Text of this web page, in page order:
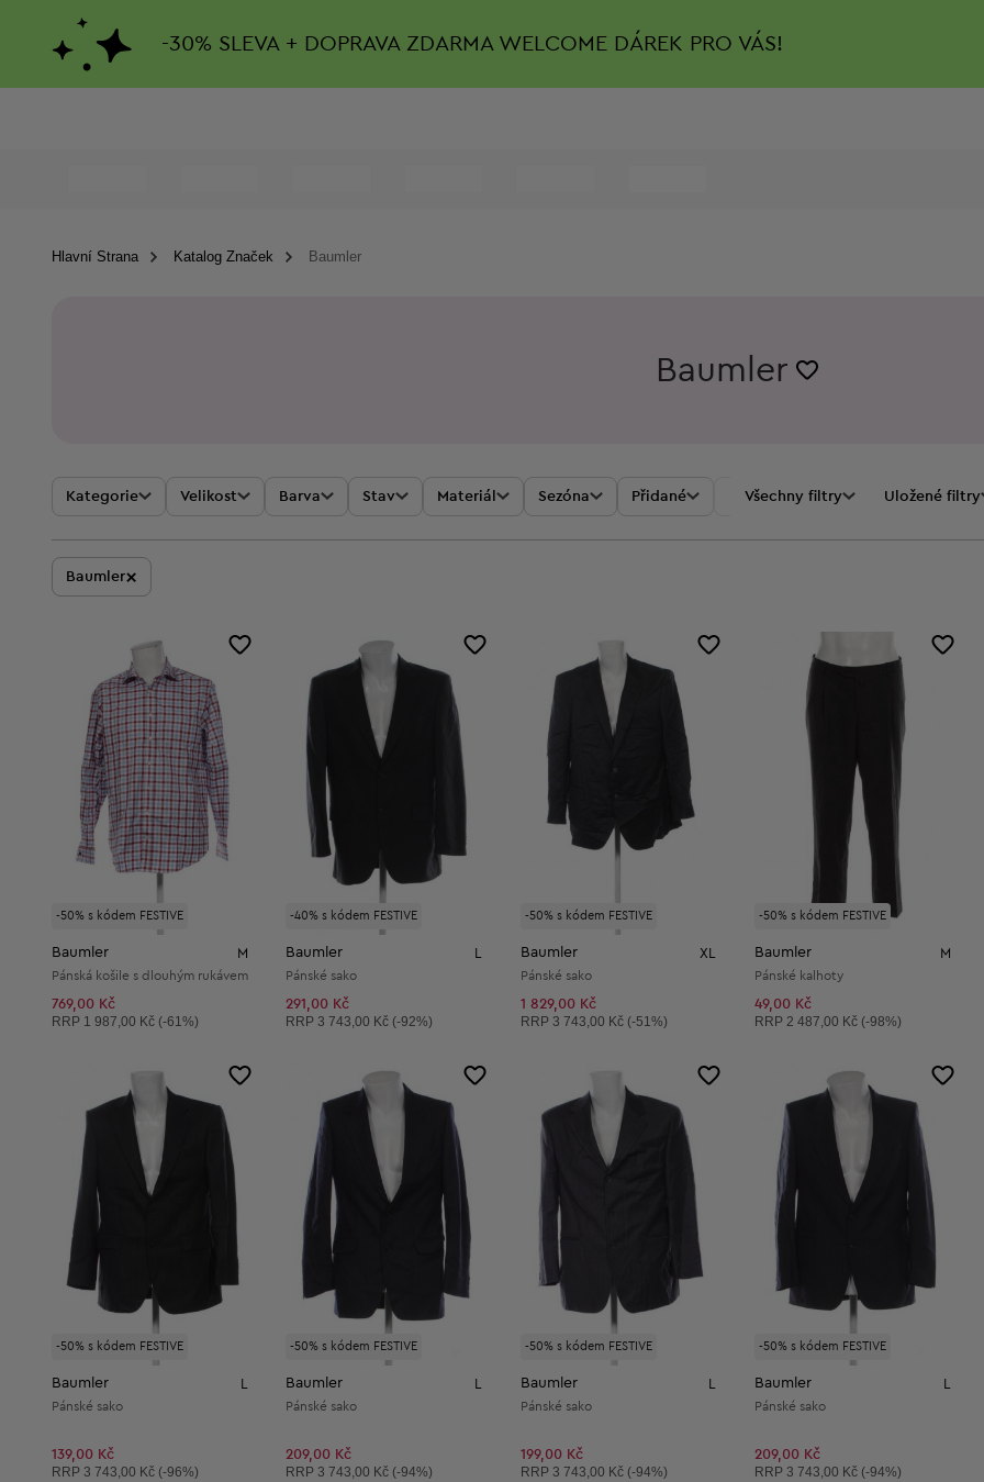
-30% SLEVA + DOPRAVA ZDARMAWELCOME DÁREK PRO VÁS!
Hlavní Strana Katalog Značek Baumler
Baumler
Kategorie Velikost Barva Stav Materiál Sezóna Přidané Akce Cena
Všechny filtry Uložené filtry
Baumler×
-50% s kódem FESTIVE
Baumler M
Pánská košile s dlouhým rukávem
769,00 Kč
Doporučená cena:
RRP 1 987,00 Kč (-61%)
-40% s kódem FESTIVE
Baumler
Pánské sako
291,00 Kč
Doporučená cena:
RRP3 743,00 Kč (-92%)
-50% s kódem FESTIVE
Baumler XL
Pánské sako
1 829,00 Kč
Doporučená cena:
RRP 3 743,00 Kč (-51%)
-50% s kódem FESTIVE
Baumler M
Pánské kalhoty
49,00 Kč
Doporučená cena:
RRP 2 487,00 Kč (-98%)
-50% s kódem FESTIVE
Baumler
Pánské sako
139,00 Kč
Doporučená cena:
RRP 3 743,00 Kč (-96%)
-50% s kódem FESTIVE
Baumler
Pánské sako
209,00 Kč
Doporučená cena:
RRP3 743,00 Kč (-94%)
-50% s kódem FESTIVE
Baumler
Pánské sako
199,00 Kč
Doporučená cena:
RRP 3 743,00 Kč (-94%)
-50% s kódem FESTIVE
Baumler
Pánské sako
209,00 Kč
Doporučená cena:
RRP 3 743,00 Kč (-94%)